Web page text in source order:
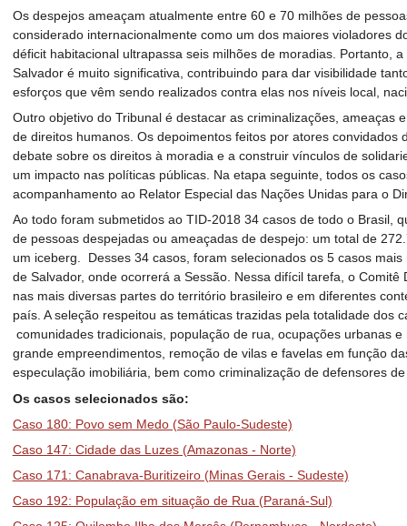
Os despejos ameaçam atualmente entre 60 e 70 milhões de
considerado internacionalmente como um dos maiores violadores
déficit habitacional ultrapassa seis milhões de moradias. Portanto,
Salvador é muito significativa, contribuindo para dar visibilidade
esforços que vêm sendo realizados contra elas nos níveis local,
Outro objetivo do Tribunal é destacar as criminalizações, ameaças
de direitos humanos. Os depoimentos feitos por atores convidados
debate sobre os direitos à moradia e a construir vínculos de
um impacto nas políticas públicas. Na etapa seguinte, todos os
acompanhamento ao Relator Especial das Nações Unidas para o
Ao todo foram submetidos ao TID-2018 34 casos de todo o Brasil,
de pessoas despejadas ou ameaçadas de despejo: um total de
um iceberg. Desses 34 casos, foram selecionados os 5 casos
de Salvador, onde ocorrerá a Sessão. Nessa difícil tarefa, o
nas mais diversas partes do território brasileiro e em diferentes
país. A seleção respeitou as temáticas trazidas pela totalidade dos
comunidades tradicionais, população de rua, ocupações urbanas
grande empreendimentos, remoção de vilas e favelas em função
especulação imobiliária, bem como criminalização de defensores
Os casos selecionados são:
Caso 180: Povo sem Medo (São Paulo-Sudeste)
Caso 147: Cidade das Luzes (Amazonas - Norte)
Caso 171: Canabrava-Buritizeiro (Minas Gerais - Sudeste)
Caso 192: População em situação de Rua (Paraná-Sul)